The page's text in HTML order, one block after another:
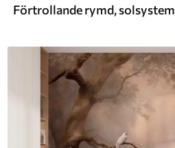
Förtrollande rymd, solsystem